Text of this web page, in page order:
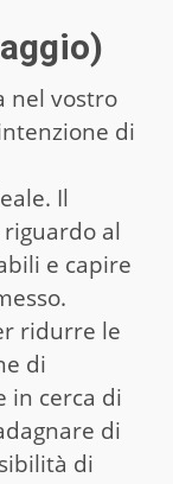
nel vostro
di
Il
al
e capire
ridurre le
di
in cerca di
di
di